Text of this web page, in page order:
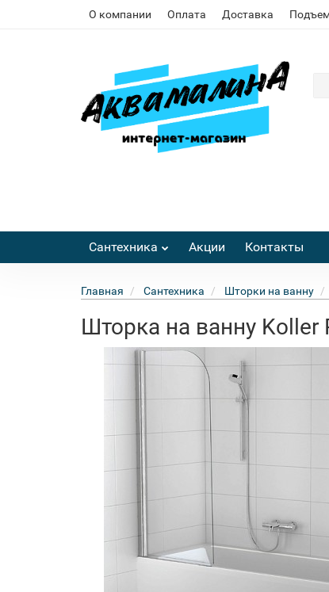
О компании Оплата Доставка
Сантехника Акции Контакты
Главная Сантехника Шторки на ванну
Шторка на ванну Koller